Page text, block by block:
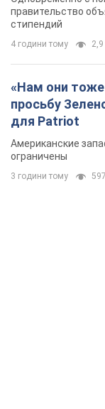
правительство
стипендий
4 години тому 2,9
«Нам они
просьбу
для Patriot
Американские
ограничены
3 години тому 597